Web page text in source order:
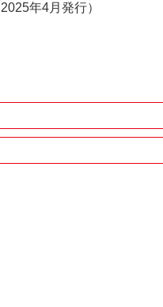
2025年4月発行）